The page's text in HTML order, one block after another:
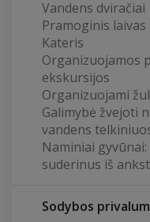
Vandens dviračiai
Pramoginis laivas
Kateris
Organizuojamos
ekskursijos
Organizuojami
Galimybė žvejoti
vandens
Naminiai
suderinus iš
Sodybos